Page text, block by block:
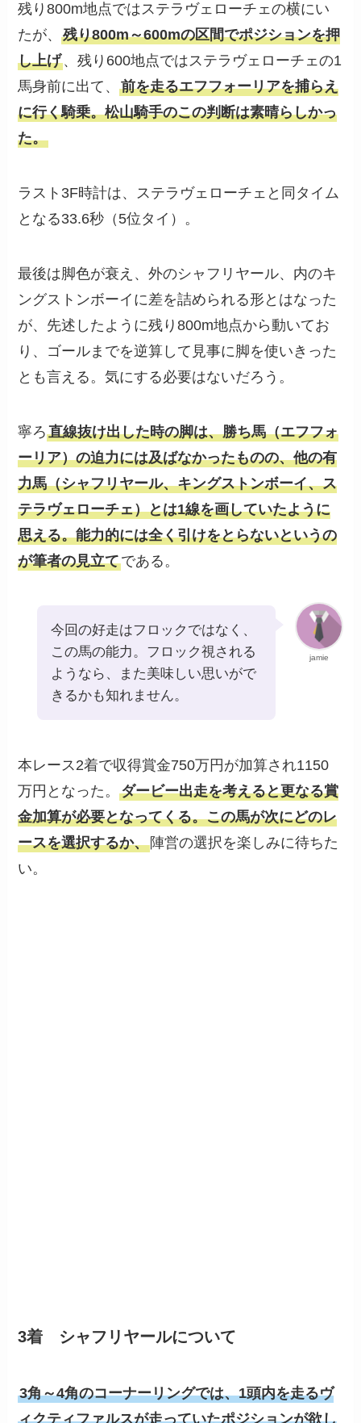
残り800m地点ではステラヴェローチェの横にい
たが、残り800m～600mの区間でポジションを押
し上げ、残り600地点ではステラヴェローチェの1
馬身前に出て、前を走るエフフォーリアを捕らえ
に行く騎乗。松山騎手のこの判断は素晴らしかっ
た。
ラスト3F時計は、ステラヴェローチェと同タイム
となる33.6秒（5位タイ）。
最後は脚色が衰え、外のシャフリヤール、内のキ
ングストンボーイに差を詰められる形とはなった
が、先述したように残り800m地点から動いてお
り、ゴールまでを逆算して見事に脚を使いきった
とも言える。気にする必要はないだろう。
寧ろ直線抜け出した時の脚は、勝ち馬（エフフォ
ーリア）の迫力には及ばなかったものの、他の有
力馬（シャフリヤール、キングストンボーイ、ス
テラヴェローチェ）とは1線を画していたように
思える。能力的には全く引けをとらないというの
が筆者の見立てである。
jamie
今回の好走はフロックではなく、
この馬の能力。フロック視される
ようなら、また美味しい思いがで
きるかも知れません。
本レース2着で収得賞金750万円が加算され1150
万円となった。ダービー出走を考えると更なる賞
金加算が必要となってくる。この馬が次にどのレ
ースを選択するか、 陣営の選択を楽しみに待ちた
い。
3着 シャフリヤールについて
3角～4角のコーナーリングでは、1頭内を走るヴ
ィクティファルスが走っていたポジションが欲し